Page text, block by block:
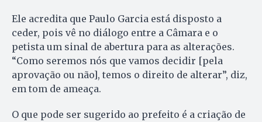
Ele acredita que Paulo Garcia está disposto a
ceder, pois vê no diálogo entre a Câmara e o
petista um sinal de abertura para as alterações.
“Como seremos nós que vamos decidir [pela
aprovação ou não], temos o direito de alterar”, diz,
em tom de ameaça.
O que pode ser sugerido ao prefeito é a criação de